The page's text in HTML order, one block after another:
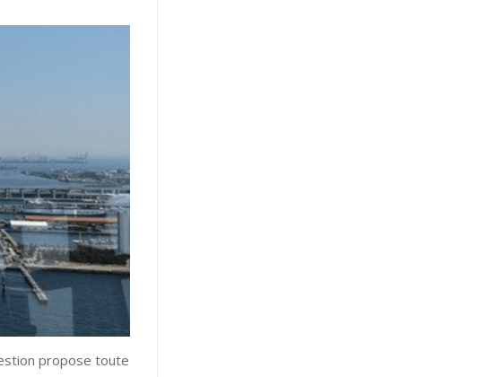
propose toute